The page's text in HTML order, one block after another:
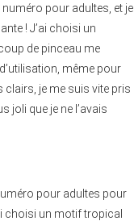
pour adultes, et je
! J’ai choisi un
de pinceau me
même pour
je me suis vite pris
joli que je ne l’avais
pour adultes pour
choisi un motif tropical